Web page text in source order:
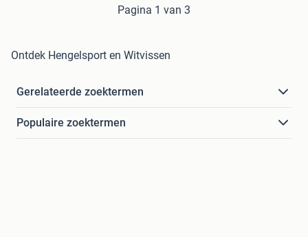
Pagina 1 van 3
Ontdek Hengelsport en Witvissen
Gerelateerde zoektermen
Populaire zoektermen